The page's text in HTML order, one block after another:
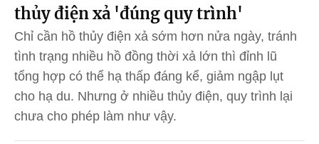
thủy điện xả 'đúng quy trình'
Chỉ cần hồ thủy điện xả sớm hơn nửa ngày, tránh
tình trạng nhiều hồ đồng thời xả lớn thì đỉnh lũ
tổng hợp có thể hạ thấp đáng kể, giảm ngập lụt
cho hạ du. Nhưng ở nhiều thủy điện, quy trình lại
chưa cho phép làm như vậy.